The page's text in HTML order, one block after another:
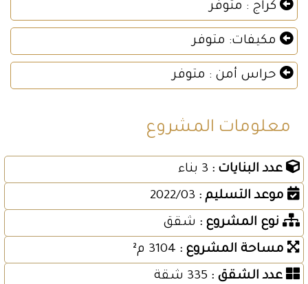
كراج : متوفر
مكيفات: متوفر
حراس أمن : متوفر
معلومات المشروع
عدد البنايات :
موعد التسليم : 2022/03
نوع المشروع : شقق
مساحة المشروع : 3104 م²
عدد الشقق : 335 شقة